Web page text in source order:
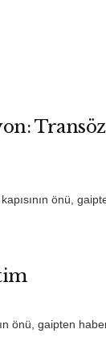
önü,
önü, gaipten